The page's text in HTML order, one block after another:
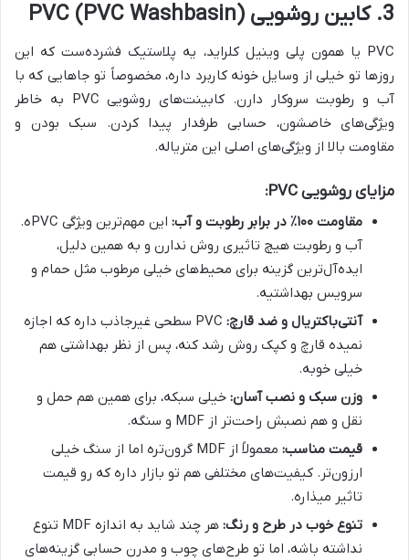
3. کابین روشویی PVC (PVC Washbasin)
PVC یا همون پلی وینیل کلراید، یه پلاستیک فشرده‌ست که این
روزها تو خیلی از وسایل خونه کاربرد داره، مخصوصاً تو جاهایی که با
آب و رطوبت سروکار دارن. کابینت‌های روشویی PVC به خاطر
ویژگی‌های خاصشون، حسابی طرفدار پیدا کردن. سبک بودن و
مقاومت بالا از ویژگی‌های اصلی این متریاله.
مزایای روشویی PVC:
مقاومت ۱۰۰٪ در برابر رطوبت و آب:
این مهم‌ترین ویژگی PVCه.
آب و رطوبت هیچ تاثیری روش ندارن و به همین دلیل،
ایده‌آل‌ترین گزینه برای محیط‌های خیلی مرطوب مثل حمام و
سرویس بهداشتیه.
آنتی‌باکتریال و ضد قارچ:
PVC سطحی غیرجاذب داره که اجازه
نمیده قارچ و کپک روش رشد کنه، پس از نظر بهداشتی هم
خیلی خوبه.
وزن سبک و نصب آسان: خیلی سبکه، برای همین هم حمل و
نقل و هم نصبش راحت‌تر از MDF و سنگه.
قیمت مناسب:
معمولاً از MDF گرون‌تره اما از سنگ خیلی
ارزون‌تر. کیفیت‌های مختلفی هم تو بازار داره که رو قیمت
تاثیر میذاره.
تنوع خوب در طرح و رنگ:
هر چند شاید به اندازه MDF تنوع
نداشته باشه، اما تو طرح‌های چوب و مدرن حسابی گزینه‌های